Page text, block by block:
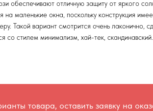
обеспечивают отличную защиту от яркого
на маленькие окна, поскольку конструкция
Такой вариант смотрится очень лаконично,
со стилем минимализм, хай-тек, скандинавский.
товара, оставить заявку на